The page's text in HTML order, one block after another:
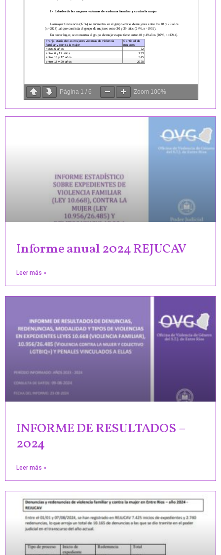
Página 1 / 6 Zoom 100%
Informe anual 2024 REJUCAV
Leer más »
INFORME DE RESULTADOS –
2024
Leer más »